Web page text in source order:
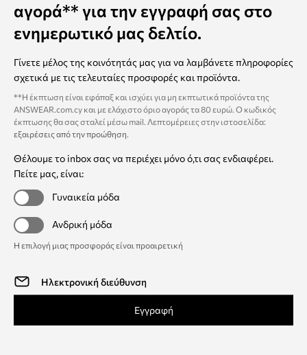
αγορά** για την εγγραφή σας στο
ενημερωτικό μας δελτίο.
Γίνετε μέλος της κοινότητάς μας για να λαμβάνετε πληροφορίες
σχετικά με τις τελευταίες προσφορές και προϊόντα.
**Η έκπτωση είναι εφάπαξ και ισχύει για μη εκπτωτικά προϊόντα της
ANSWEAR.com.cy και με ελάχιστο όριο αγοράς τα 80 ευρώ. Ο κωδικός
έκπτωσης θα σας σταλεί μέσω mail. Λεπτομέρειες στην ιστοσελίδα:
εξαιρέσεις από την προώθηση.
Θέλουμε το inbox σας να περιέχει μόνο ό,τι σας ενδιαφέρει.
Πείτε μας, είναι:
Γυναικεία μόδα
Ανδρική μόδα
Η επιλογή μιας προσφοράς είναι προαιρετική
Εγγραφή